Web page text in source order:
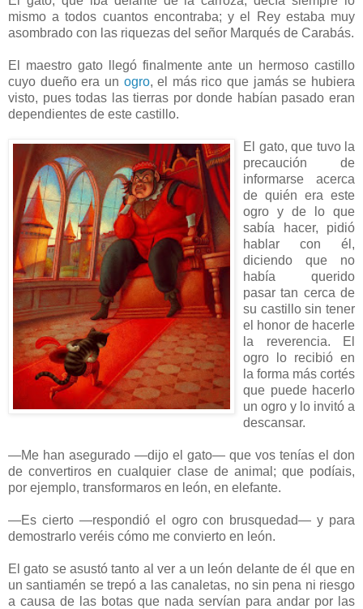
mismo a todos cuantos encontraba; y el Rey estaba muy
asombrado con las riquezas del señor Marqués de Carabás.
El maestro gato llegó finalmente ante un hermoso castillo
cuyo dueño era un ogro, el más rico que jamás se hubiera
visto, pues todas las tierras por donde habían pasado eran
dependientes de este castillo.
El gato, que tuvo la
precaución de
informarse acerca
de quién era este
ogro y de lo que
sabía hacer, pidió
hablar con él,
diciendo que no
había querido
pasar tan cerca de
su castillo sin tener
el honor de hacerle
la reverencia. El
ogro lo recibió en
la forma más cortés
que puede hacerlo
un ogro y lo invitó a
descansar.
—Me han asegurado —dijo el gato— que vos tenías el don
de convertiros en cualquier clase de animal; que podíais,
por ejemplo, transformaros en león, en elefante.
—Es cierto —respondió el ogro con brusquedad— y para
demostrarlo veréis cómo me convierto en león.
El gato se asustó tanto al ver a un león delante de él que en
un santiamén se trepó a las canaletas, no sin pena ni riesgo
a causa de las botas que nada servían para andar por las